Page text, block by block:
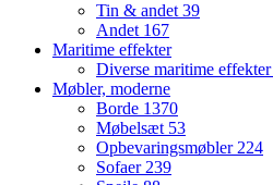
Tin & andet 39
Andet 167
Maritime effekter
Diverse maritime effekter
Møbler, moderne
Borde 1370
Møbelsæt 53
Opbevaringsmøbler 224
Sofaer 239